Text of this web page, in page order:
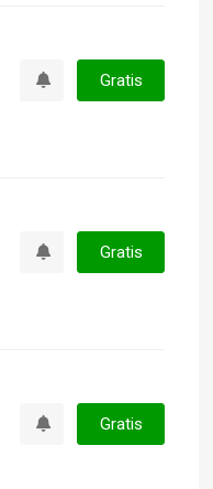
Gratis
Gratis
Gratis